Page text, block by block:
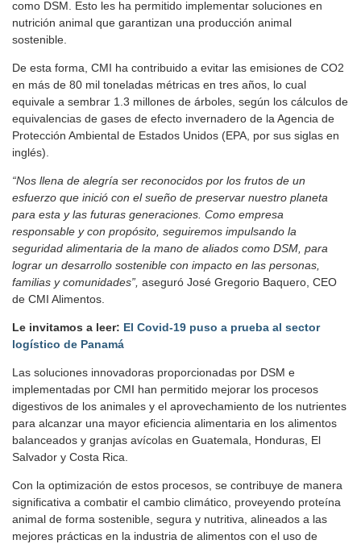
como DSM. Esto les ha permitido implementar soluciones en
nutrición animal que garantizan una producción animal
sostenible.
De esta forma, CMI ha contribuido a evitar las emisiones de CO2
en más de 80 mil toneladas métricas en tres años, lo cual
equivale a sembrar 1.3 millones de árboles, según los cálculos de
equivalencias de gases de efecto invernadero de la Agencia de
Protección Ambiental de Estados Unidos (EPA, por sus siglas en
inglés).
“Nos llena de alegría ser reconocidos por los frutos de un
esfuerzo que inició con el sueño de preservar nuestro planeta
para esta y las futuras generaciones. Como empresa
responsable y con propósito, seguiremos impulsando la
seguridad alimentaria de la mano de aliados como DSM, para
lograr un desarrollo sostenible con impacto en las personas,
familias y comunidades”, aseguró José Gregorio Baquero, CEO
de CMI Alimentos.
Le invitamos a leer: El Covid-19 puso a prueba al sector
logístico de Panamá
Las soluciones innovadoras proporcionadas por DSM e
implementadas por CMI han permitido mejorar los procesos
digestivos de los animales y el aprovechamiento de los nutrientes
para alcanzar una mayor eficiencia alimentaria en los alimentos
balanceados y granjas avícolas en Guatemala, Honduras, El
Salvador y Costa Rica.
Con la optimización de estos procesos, se contribuye de manera
significativa a combatir el cambio climático, proveyendo proteína
animal de forma sostenible, segura y nutritiva, alineados a las
mejores prácticas en la industria de alimentos con el uso de